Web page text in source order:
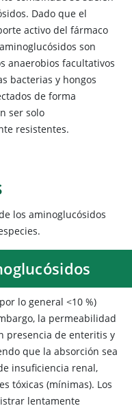
Dado que el
activo del fármaco
son
anaerobios facultativos
bacterias y hongos
de forma
ser solo
resistentes.
los aminoglucósidos
lo general <10 %)
la permeabilidad
presencia de enteritis y
que la absorción sea
insuficiencia renal,
tóxicas (mínimas). Los
lentamente